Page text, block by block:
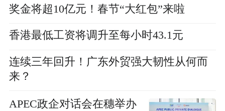
奖金将超10亿元！春节“大红包”来啦
香港最低工资将调升至每小时43.1元
连续三年回升！广东外贸强大韧性从何而
来？
APEC政企对话会在穗举办